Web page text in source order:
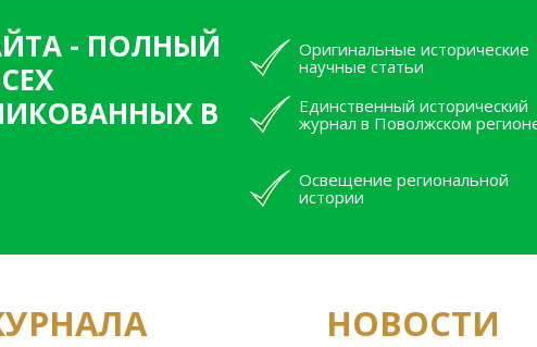
- ПОЛНЫЙ
В
Оригинальные исторические
научные статьи
Единственный исторический
журнал в Поволжском
Освещение региональной
истории
НОВОСТИ
Юным